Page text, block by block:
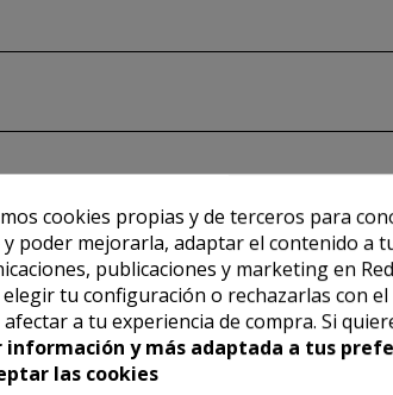
cookies propias y de terceros para
poder mejorarla, adaptar el contenido a
publicaciones y marketing en
tu configuración o rechazarlas con
afectar a tu experiencia de compra. Si
información y más adaptada a tus
las cookies